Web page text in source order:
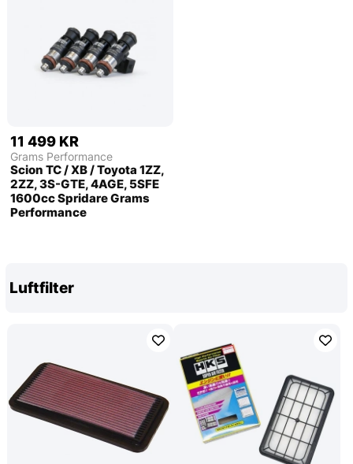
11 499 KR
Grams Performance
Scion TC / XB / Toyota 1ZZ,
2ZZ, 3S-GTE, 4AGE, 5SFE
1600cc Spridare Grams
Performance
Luftfilter